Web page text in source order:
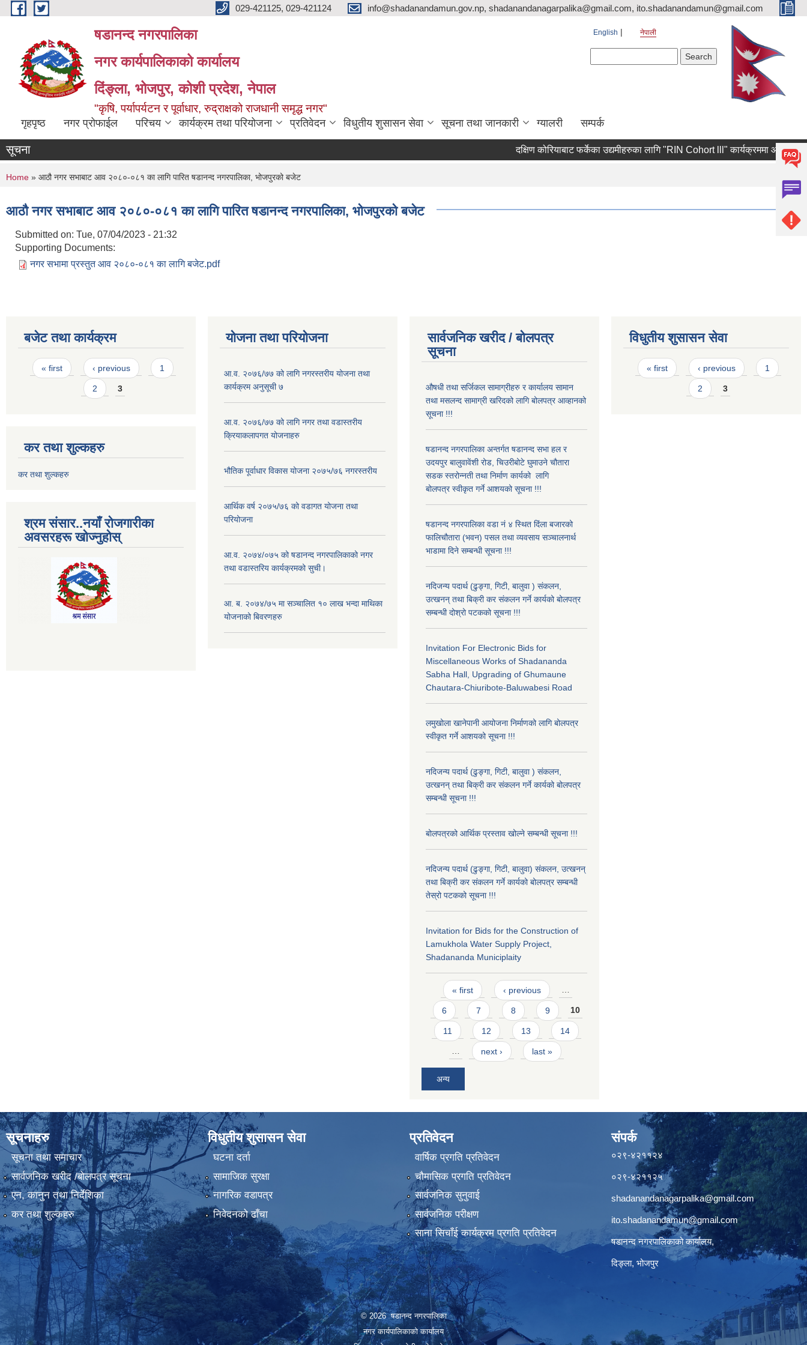
Skip to main content 029-421125, 029-421124 info@shadanandamun.gov.np, shadanandanagarpalika@gmail.com, ito.shadanandamun@gmail.com
षडानन्द नगरपालिका
नगर कार्यपालिकाको कार्यालय
दिंङ्ला, भोजपुर, कोशी प्रदेश, नेपाल
"कृषि, पर्यापर्यटन र पूर्वाधार, रुद्राक्षको राजधानी समृद्ध नगर"
English नेपाली
गृहपृष्ठ नगर प्रोफाईल परिचय कार्यक्रम तथा परियोजना प्रतिवेदन विधुतीय शुसासन सेवा सूचना तथा जानकारी ग्यालरी सम्पर्क
सूचना दक्षिण कोरियाबाट फर्केका उद्यमीहरुका लागि "RIN Cohort lll" कार्यक्रममा आवेदन पेश
You are here
Home » आठौ नगर सभाबाट आव २०८०-०८१ का लागि पारित षडानन्द नगरपालिका, भोजपुरको बजेट
आठौ नगर सभाबाट आव २०८०-०८१ का लागि पारित षडानन्द नगरपालिका, भोजपुरको बजेट
Submitted on: Tue, 07/04/2023 - 21:32
Supporting Documents:
नगर सभामा प्रस्तुत आव २०८०-०८१ का लागि बजेट.pdf
बजेट तथा कार्यक्रम
Pages
« first ‹ previous 1
2 3
कर तथा शुल्कहरु
कर तथा शुल्कहरु
श्रम संसार..नयाँ रोजगारीका
अवसरहरू खोज्नुहोस्
योजना तथा परियोजना
आ.व. २०७६/७७ को लागि नगरस्तरीय योजना तथा
कार्यक्रम अनुसूची ७
आ.व. २०७६/७७ को लागि नगर तथा वडास्तरीय
क्रियाकलापगत योजनाहरु
भौतिक पूर्वाधार विकास योजना २०७५/७६ नगरस्तरीय
आर्थिक वर्ष २०७५/७६ को वडागत योजना तथा
परियोजना
आ.व. २०७४/०७५ को षडानन्द नगरपालिकाको नगर
तथा वडास्तरिय कार्यक्रमको सुची।
आ. ब. २०७४/७५ मा सञ्चालित १० लाख भन्दा माथिका
योजनाको बिवरणहरु
सार्वजनिक खरीद / बोलपत्र
सूचना
औषधी तथा सर्जिकल सामाग्रीहरु र कार्यालय सामान
तथा मसलन्द सामाग्री खरिदको लागि बोलपत्र आव्हानको
सूचना !!!
षडानन्द नगरपालिका अन्तर्गत षडानन्द सभा हल र
उदयपुर बालुवावेंशी रोड, चिउरीबोटे घुमाउने चौतारा
सडक स्तरोन्नती तथा निर्माण कार्यको लागि
बोलपत्र स्वीकृत गर्ने आशयको सूचना !!!
षडानन्द नगरपालिका वडा नं ४ स्थित दिंला बजारको
फालिचौतारा (भवन) पसल तथा व्यवसाय सञ्चालनार्थ
भाडामा दिने सम्बन्धी सूचना !!!
नदिजन्य पदार्थ (ढुङ्गा, गिटी, बालुवा ) संकलन,
उत्खनन् तथा बिक्री कर संकलन गर्ने कार्यको बोलपत्र
सम्बन्धी दोश्रो पटकको सूचना !!!
Invitation For Electronic Bids for
Miscellaneous Works of Shadananda
Sabha Hall, Upgrading of Ghumaune
Chautara-Chiuribote-Baluwabesi Road
लमुखोला खानेपानी आयोजना निर्माणको लागि बोलपत्र
स्वीकृत गर्ने आशयको सूचना !!!
नदिजन्य पदार्थ (ढुङ्गा, गिटी, बालुवा ) संकलन,
उत्खनन् तथा बिक्री कर संकलन गर्ने कार्यको बोलपत्र
सम्बन्धी सूचना !!!
बोलपत्रको आर्थिक प्रस्ताव खोल्ने सम्बन्धी सूचना !!!
नदिजन्य पदार्थ (ढुङ्गा, गिटी, बालुवा) संकलन, उत्खनन्
तथा बिक्री कर संकलन गर्ने कार्यको बोलपत्र सम्बन्धी
तेस्रो पटकको सूचना !!!
Invitation for Bids for the Construction of
Lamukhola Water Supply Project,
Shadananda Municiplaity
Pages
« first ‹ previous …
6 7 8 9 10
11 12 13 14
… next › last »
अन्य
विधुतीय शुसासन सेवा
Pages
« first ‹ previous 1
2 3
सूचनाहरु
सूचना तथा समाचार
सार्वजनिक खरीद /बोलपत्र सूचना
एन, कानुन तथा निर्देशिका
कर तथा शुल्कहरु
विधुतीय शुसासन सेवा
घटना दर्ता
सामाजिक सुरक्षा
नागरिक वडापत्र
निवेदनको ढाँचा
प्रतिवेदन
वार्षिक प्रगति प्रतिवेदन
चौमासिक प्रगति प्रतिवेदन
सार्वजनिक सुनुवाई
सार्वजनिक परीक्षण
साना सिचाँई कार्यक्रम प्रगति प्रतिवेदन
संपर्क
०२९-४२११२४
०२९-४२११२५
shadanandanagarpalika@gmail.com
ito.shadanandamun@gmail.com
षडानन्द नगरपालिकाको कार्यालय,
दिङ्ला, भोजपुर
© 2026 षडानन्द नगरपालिका
नगर कार्यपालिकाको कार्यालय